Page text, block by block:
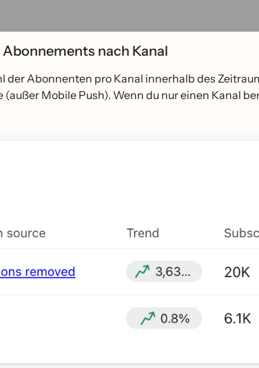
nach Kanal
der Abonnenten pro Kanal innerhalb des
Mobile Push). Wenn du nur einen Kanal